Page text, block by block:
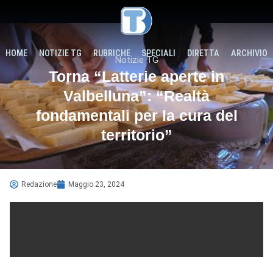
HOME NOTIZIE TG RUBRICHE SPECIALI DIRETTA ARCHIVIO
Notizie TG
Torna “Latterie aperte in
Valbelluna”: “Realtà
fondamentali per la cura del
territorio”
Redazione Maggio 23, 2024